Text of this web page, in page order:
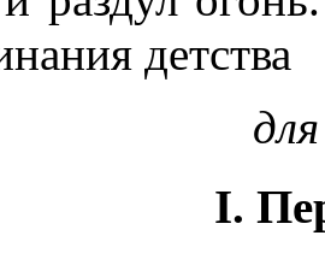
детства
I.